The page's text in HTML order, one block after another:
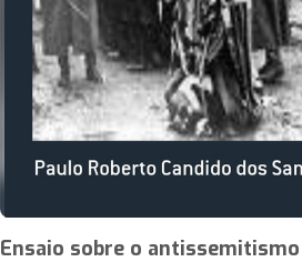
Ensaio sobre o antissemitismo